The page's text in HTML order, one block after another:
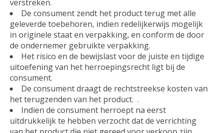
verstreken.
De consument zendt het product terug met alle
geleverde toebehoren, indien redelijkerwijs mogelijk
in originele staat en verpakking, en conform de door
de ondernemer gebruikte verpakking.
Het risico en de bewijslast voor de juiste en tijdige
uitoefening van het herroepingsrecht ligt bij de
consument.
De consument draagt de rechtstreekse kosten van
het terugzenden van het product. .
Indien de consument herroept na eerst
uitdrukkelijk te hebben verzocht dat de verrichting